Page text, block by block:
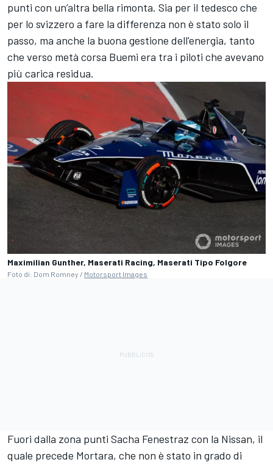
punti con un’altra bella rimonta. Sia per il tedesco che
per lo svizzero a fare la differenza non è stato solo il
passo, ma anche la buona gestione dell'energia, tanto
che verso metà corsa Buemi era tra i piloti che avevano
più carica residua.
Maximilian Gunther, Maserati Racing, Maserati Tipo Folgore
Foto di: Dom Romney / Motorsport Images
Fuori dalla zona punti Sacha Fenestraz con la Nissan, il
quale precede Mortara, che non è stato in grado di